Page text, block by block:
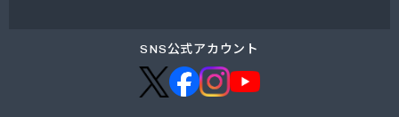
SNS公式アカウント